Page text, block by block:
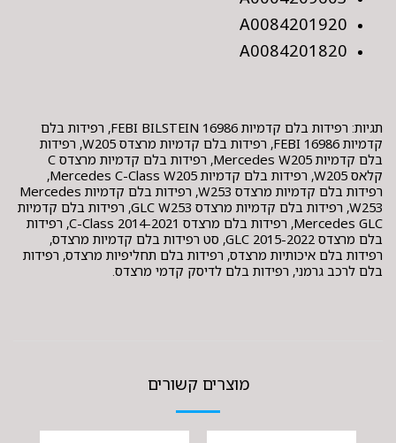
A0084201920
A0084201820
תגיות: רפידות בלם קדמיות FEBI BILSTEIN 16986, רפידות בלם
קדמיות FEBI 16986, רפידות בלם קדמיות מרצדס W205, רפידות
בלם קדמיות Mercedes W205, רפידות בלם קדמיות מרצדס C
קלאס W205, רפידות בלם קדמיות Mercedes C-Class W205,
רפידות בלם קדמיות מרצדס W253, רפידות בלם קדמיות Mercedes
W253, רפידות בלם קדמיות מרצדס GLC W253, רפידות בלם קדמיות
Mercedes GLC, רפידות בלם מרצדס C-Class 2014-2021, רפידות
בלם מרצדס GLC 2015-2022, סט רפידות בלם קדמיות מרצדס,
רפידות בלם איכותיות מרצדס, רפידות בלם תחליפיות מרצדס, רפידות
בלם לרכב גרמני, רפידות בלם לדיסק קדמי מרצדס.
מוצרים קשורים